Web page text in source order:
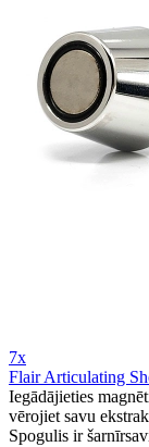
7x
Flair Articulating
Iegādājieties
vērojiet savu
Spogulis ir